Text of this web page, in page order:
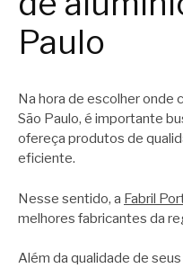
Paulo
Na hora de escolher onde
São Paulo, é importante
ofereça produtos de
eficiente.
Nesse sentido, a Fabril
melhores fabricantes da
Além da qualidade de